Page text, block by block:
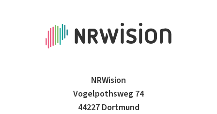
NRWision
Vogelpothsweg 74
44227 Dortmund